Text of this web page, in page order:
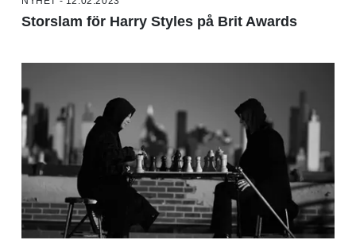
Storslam för Harry Styles på Brit Awards